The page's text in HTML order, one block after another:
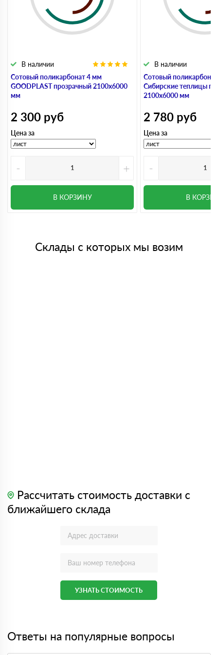
Сотовый поликарбонат 4 мм
GOODPLAST прозрачный 2100х6000
мм
В наличии
2 300 руб
Цена за
- +
В КОРЗИНУ
Сотовый
Сибирские теплицы
2100х6000 мм
В наличии
2 780 руб
Цена за
-
В
Склады с которых мы возим
Рассчитать стоимость доставки с
ближайшего склада
УЗНАТЬ СТОИМОСТЬ
Ответы на популярные вопросы